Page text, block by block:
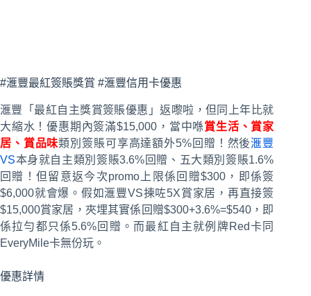
#滙豐最紅簽賬獎賞 #滙豐信用卡優惠
滙豐「最紅自主獎賞簽賬優惠」返嚟啦，但同上年比就
大縮水！優惠期內簽滿$15,000，當中喺賞生活、賞家
居、賞品味類別簽賬可享高達額外5%回贈！然後滙豐
VS本身就自主類別簽賬3.6%回贈、五大類別簽賬1.6%
回贈！但留意返今次promo上限係回贈$300，即係簽
$6,000就會爆。假如滙豐VS揀咗5X賞家居，再直接簽
$15,000賞家居，夾埋其實係回贈$300+3.6%=$540，即
係拉勻都只係5.6%回贈。而最紅自主就例牌Red卡同
EveryMile卡無份玩。
優惠詳情